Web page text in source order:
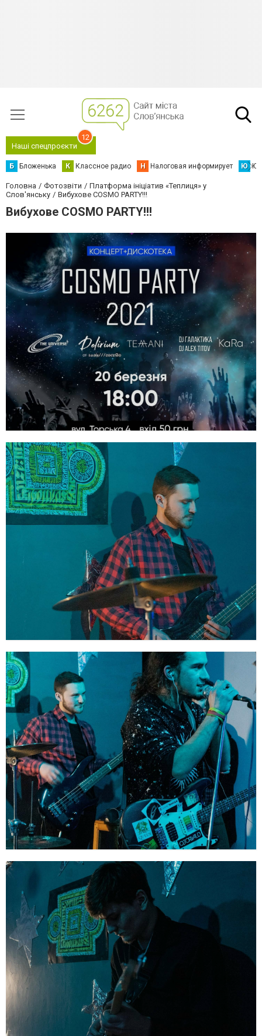
Наші спецпроєкти
12
Б Бложенька К Классное радио Н Налоговая информирует Ю
Головна Фотозвіти
Платформа ініціатив «Теплиця» у
Слов'янську
Вибухове COSMO PARTY!!!
Вибухове COSMO PARTY!!!